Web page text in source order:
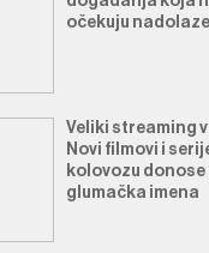
očekuju
Veliki streaming
Novi filmovi i
kolovozu
glumačka imena